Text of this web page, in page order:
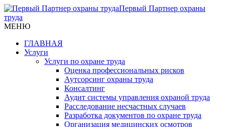
Первый Партнер охраны
труда
МЕНЮ
ГЛАВНАЯ
Услуги
Услуги по охране труда
Оценка профессиональных рисков
Аутсорсинг охраны труда
Консалтинг
Аудит системы управления охраной труда
Расследование несчастных случаев
Разработка документов по охране труда
Организация медицинских осмотров